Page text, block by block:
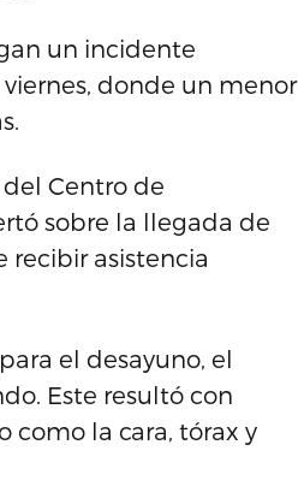
un incidente
donde un menor
Centro de
sobre la llegada de
asistencia
el desayuno, el
Este resultó con
como la cara, tórax y